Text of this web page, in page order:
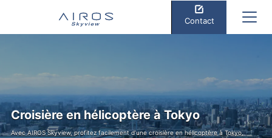
Contact
Croisière en hélicoptère à Tokyo
Avec AIROS Skyview, profitez facilement d’une croisière en hélicoptère à Tokyo,